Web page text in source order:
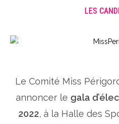
LES
Le Comité Miss
annoncer le gala
2022, à la Halle des